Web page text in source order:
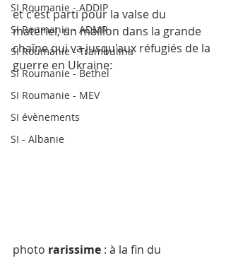
SI Roumanie - ADDIP
SI Roumanie - ADMR
SI Roumanie - Trambulina
SI Roumanie - Bethel
SI Roumanie - MEV
SI évènements
SI - Albanie
et c'est parti pour la valse du
matériel, un maillon dans la grande
chaîne qui va jusqu'aux réfugiés de la
guerre en Ukraine:
photo rarissime : à la fin du